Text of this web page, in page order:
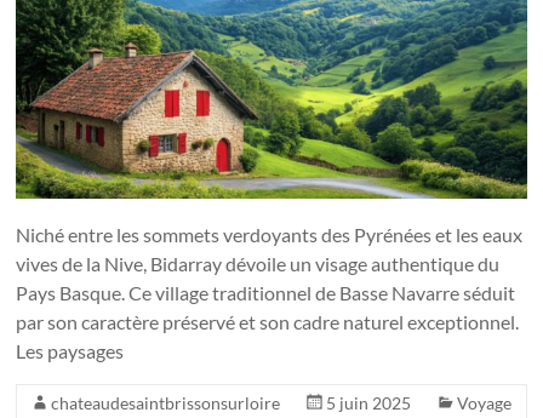
Niché entre les sommets verdoyants des Pyrénées et les eaux
vives de la Nive, Bidarray dévoile un visage authentique du
Pays Basque. Ce village traditionnel de Basse Navarre séduit
par son caractère préservé et son cadre naturel exceptionnel.
Les paysages
chateaudesaintbrissonsurloire 5 juin 2025
Voyage